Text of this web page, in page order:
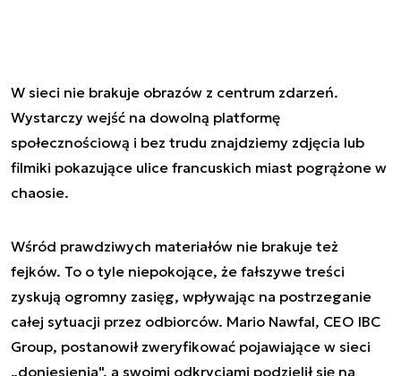
W sieci nie brakuje obrazów z centrum zdarzeń.
Wystarczy wejść na dowolną platformę
społecznościową i bez trudu znajdziemy zdjęcia lub
filmiki pokazujące ulice francuskich miast pogrążone w
chaosie.
Wśród prawdziwych materiałów nie brakuje też
fejków. To o tyle niepokojące, że fałszywe treści
zyskują ogromny zasięg, wpływając na postrzeganie
całej sytuacji przez odbiorców. Mario Nawfal, CEO IBC
Group, postanowił zweryfikować pojawiające w sieci
„doniesienia", a swoimi odkryciami podzielił się na